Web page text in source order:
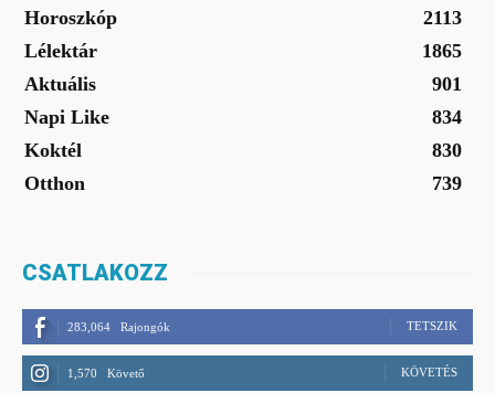
Horoszkóp
2113
Lélektár
1865
Aktuális
901
Napi Like
834
Koktél
830
Otthon
739
CSATLAKOZZ
283,064 Rajongók TETSZIK
1,570 Követő KÖVETÉS